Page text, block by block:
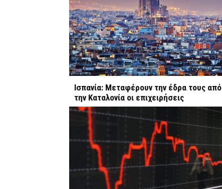
Ισπανία: Μεταφέρουν την έδρα τους από
την Καταλονία οι επιχειρήσεις